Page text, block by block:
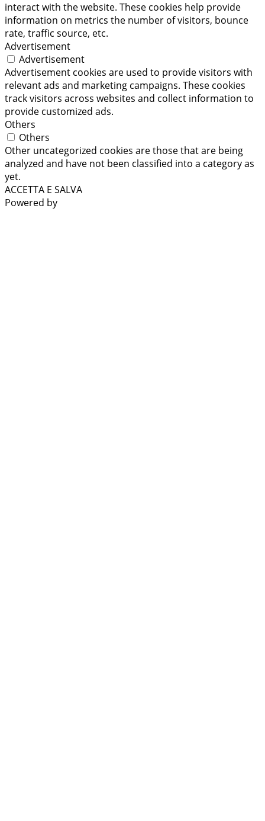
interact with the website. These cookies help provide
information on metrics the number of visitors, bounce
rate, traffic source, etc.
Advertisement
Advertisement
Advertisement cookies are used to provide visitors with
relevant ads and marketing campaigns. These cookies
track visitors across websites and collect information to
provide customized ads.
Others
Others
Other uncategorized cookies are those that are being
analyzed and have not been classified into a category as
yet.
ACCETTA E SALVA
Powered by